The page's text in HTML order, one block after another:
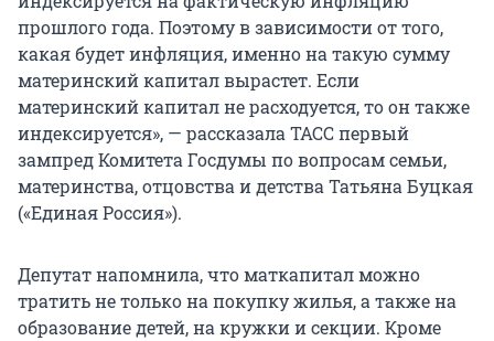
прошлого года. Поэтому в зависимости от того,
какая будет инфляция, именно на такую сумму
материнский капитал вырастет. Если
материнский капитал не расходуется, то он также
индексируется», — рассказала ТАСС первый
зампред Комитета Госдумы по вопросам семьи,
материнства, отцовства и детства Татьяна Буцкая
(«Единая Россия»).
Депутат напомнила, что маткапитал можно
тратить не только на покупку жилья, а также на
образование детей, на кружки и секции. Кроме